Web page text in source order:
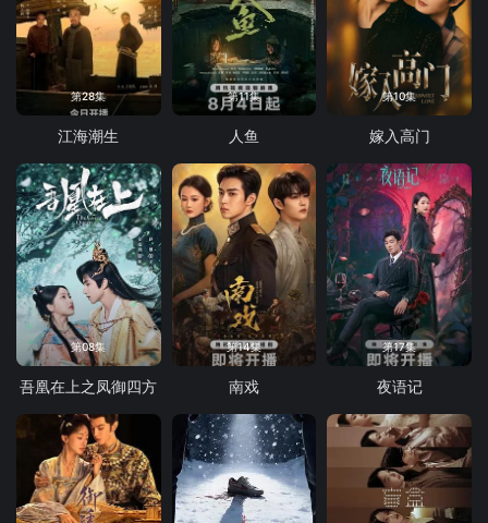
第28集
江海潮生
第11集
人鱼
第10集
嫁入高门
第08集
吾凰在上之凤御四方
第14集
南戏
第17集
夜语记